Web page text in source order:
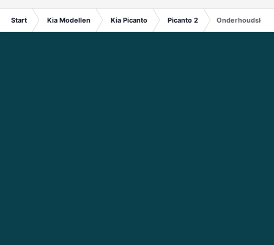
Start Kia Modellen Kia Picanto Picanto 2